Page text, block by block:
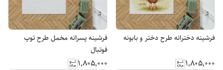
فرشینه دخترانه طرح دختر و بابونه
۱٬۸۰۵٬۰۰۰
فرشینه پسرانه مخمل طرح توپ
فوتبال
۱٬۸۰۵٬۰۰۰